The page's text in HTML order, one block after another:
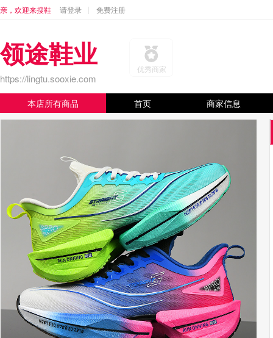
亲，欢迎来搜鞋 请登录 免费注册
领途鞋业
https://lingtu.sooxie.com
优秀商家
本店所有商品 首页 商家信息